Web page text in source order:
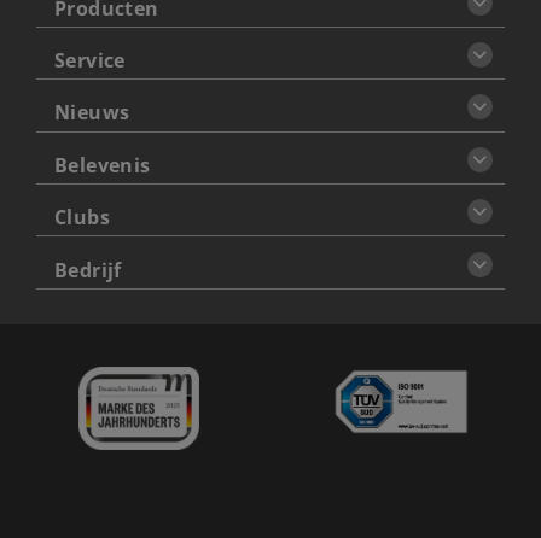
Producten
Service
Nieuws
Belevenis
Clubs
Bedrijf